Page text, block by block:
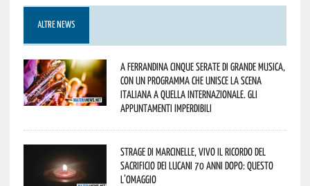
ALTRE NEWS
A Ferrandina cinque serate di grande musica,
con un programma che unisce la scena
italiana a quella internazionale. Gli
appuntamenti imperdibili
Strage di Marcinelle, vivo il ricordo del
sacrificio dei lucani 70 anni dopo: questo
l’omaggio